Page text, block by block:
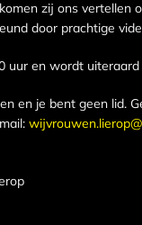
zij ons vertellen
door prachtige
uur en wordt
en je bent geen lid.